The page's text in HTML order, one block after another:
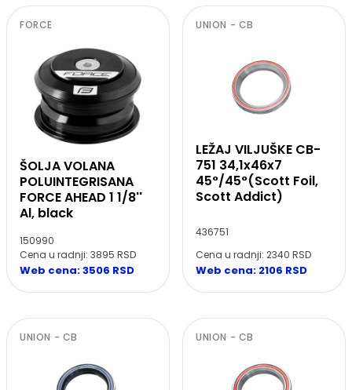
FORCE
ŠOLJA VOLANA
POLUINTEGRISANA
FORCE AHEAD 1 1/8''
Al, black
150990
Cena u radnji: 3895 RSD
Web cena: 3506 RSD
UNION - CB
LEŽAJ VILJUŠKE CB-
751 34,1x46x7
45°/45°(Scott Foil,
Scott Addict)
436751
Cena u radnji: 2340 RSD
Web cena: 2106 RSD
UNION - CB UNION - CB